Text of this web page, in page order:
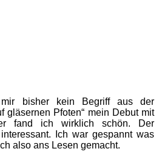
bisher kein Begriff aus der
gläsernen Pfoten“ mein Debut mit
fand ich wirklich schön. Der
Ich war gespannt was
also ans Lesen gemacht.